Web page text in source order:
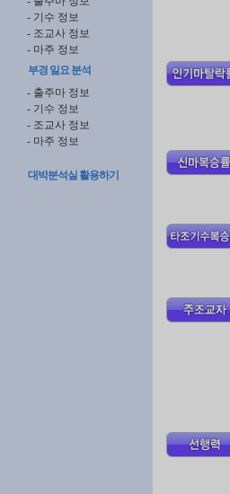
- 기수 정보
- 조교사 정보
- 마주 정보
부경 일요 분석
- 출주마 정보
- 기수 정보
- 조교사 정보
- 마주 정보
대박분석실 활용하기